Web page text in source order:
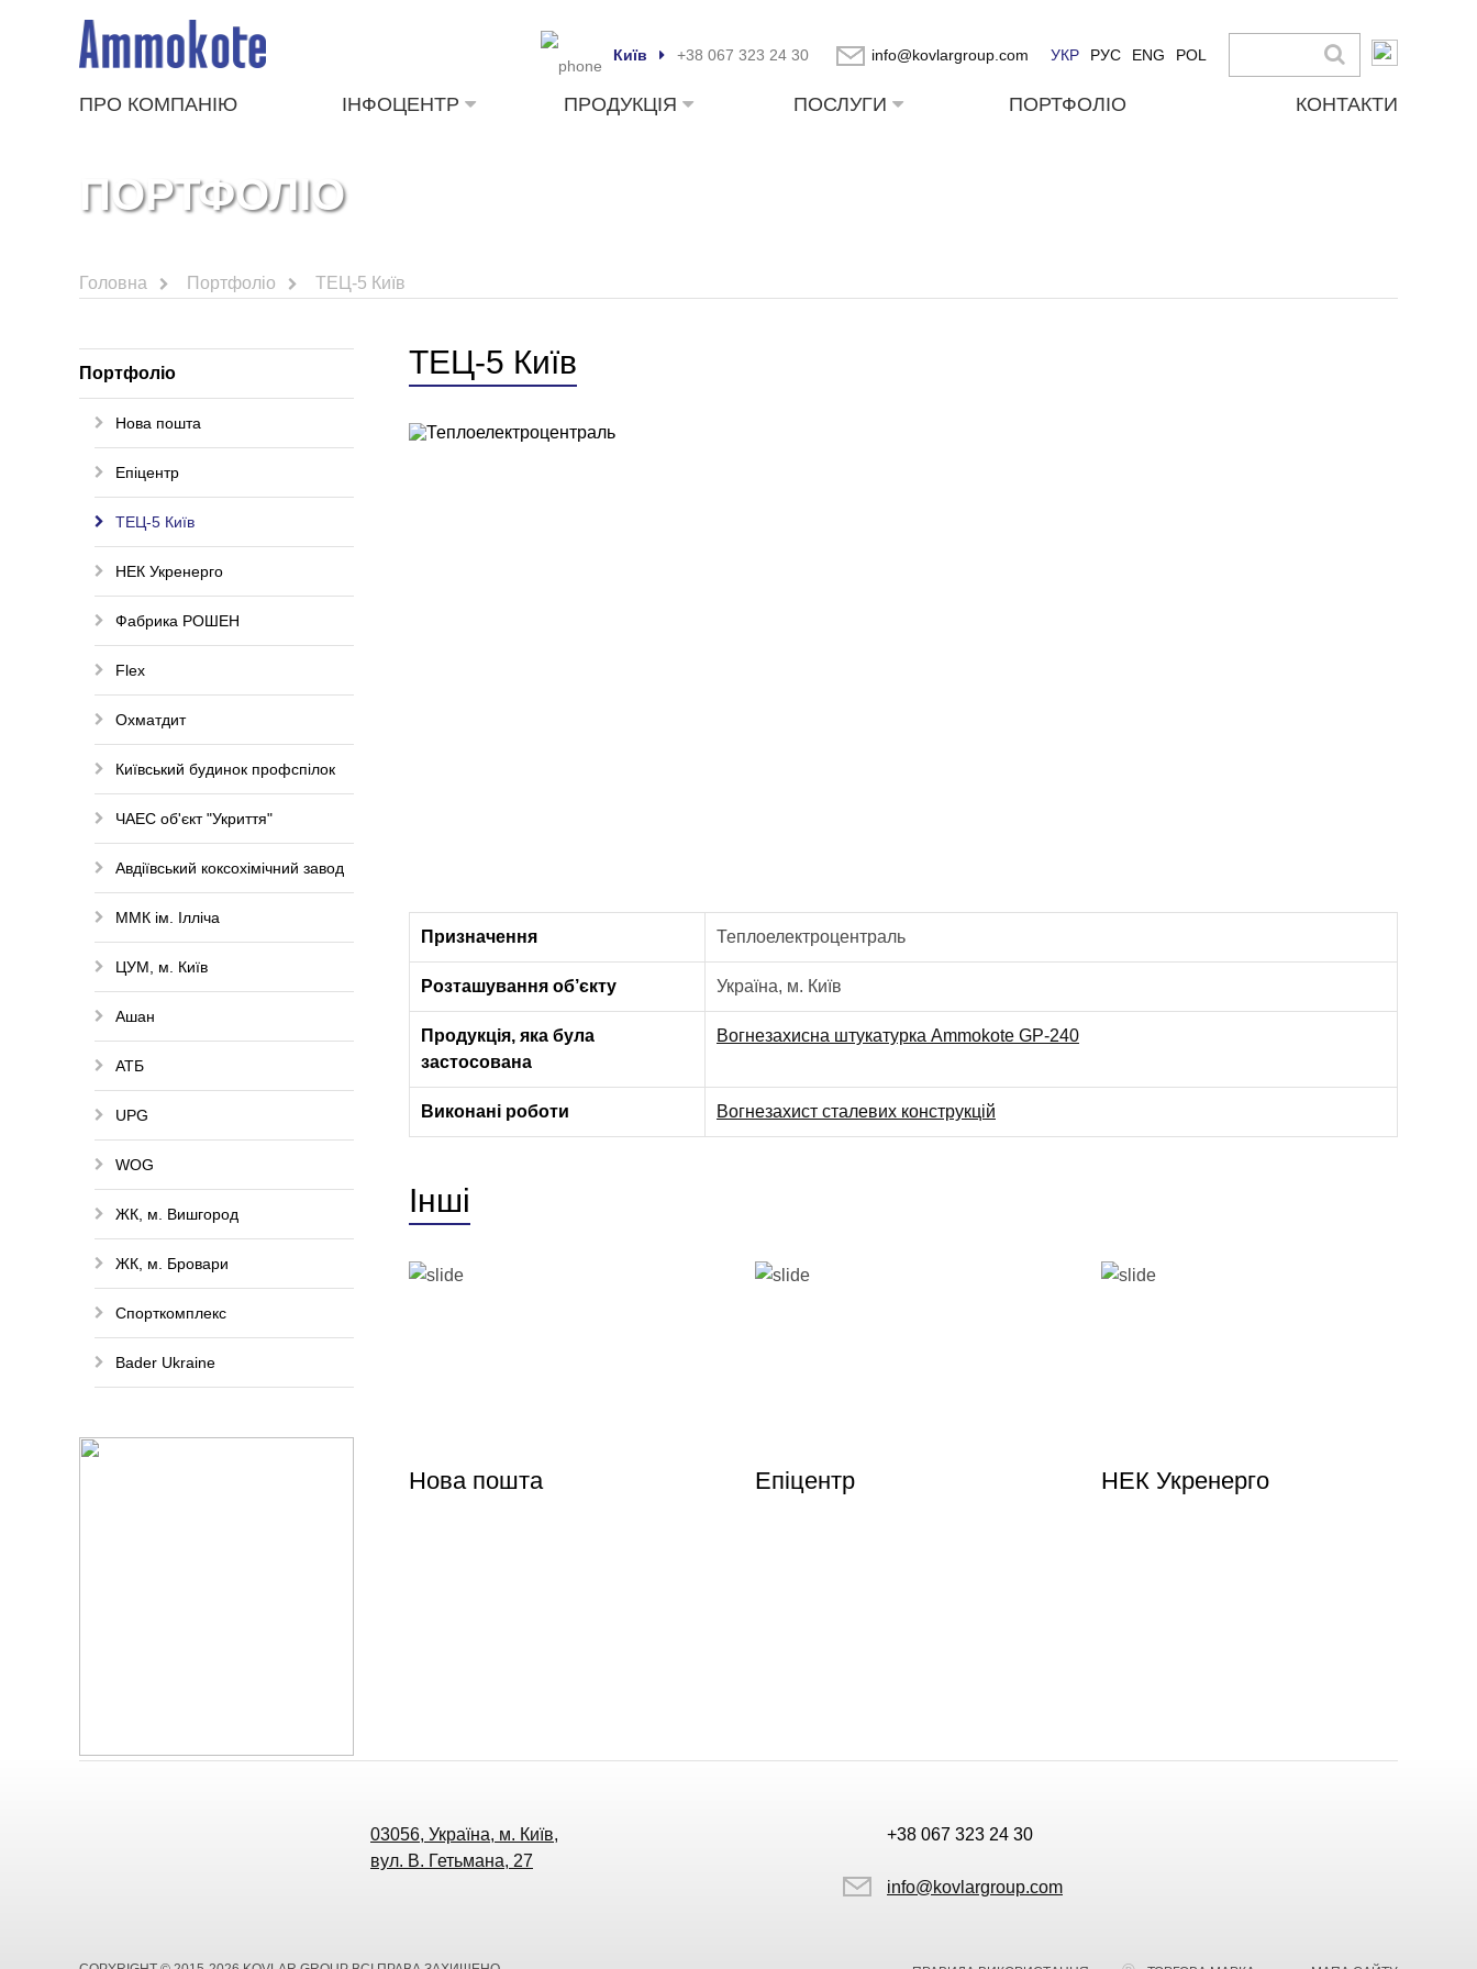
Київ +38 067 323 24 30 info@kovlargroup.com УКР РУС ENG POL
ПРО КОМПАНІЮ ІНФОЦЕНТР ПРОДУКЦІЯ ПОСЛУГИ ПОРТФОЛІО КОНТАКТИ
ПОРТФОЛІО
Головна Портфоліо ТЕЦ-5 Київ
Портфоліо
Нова пошта
Епіцентр
ТЕЦ-5 Київ
НЕК Укренерго
Фабрика РОШЕН
Flex
Охматдит
Київський будинок профспілок
ЧАЕС об'єкт "Укриття"
Авдіївський коксохімічний завод
ММК ім. Ілліча
ЦУМ, м. Київ
Ашан
АТБ
UPG
WOG
ЖК, м. Вишгород
ЖК, м. Бровари
Спорткомплекс
Bader Ukraine
ТЕЦ-5 Київ
Призначення Теплоелектроцентраль
Розташування об’єкту Україна, м. Київ
Продукція, яка була
застосована
Вогнезахисна штукатурка Ammokote GP-240
Виконані роботи Вогнезахист сталевих конструкцій
Інші
Нова пошта Епіцентр НЕК Укренерго
03056, Україна, м. Київ,
вул. В. Гетьмана, 27
+38 067 323 24 30
info@kovlargroup.com